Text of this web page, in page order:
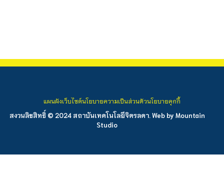
สงวนลิขสิทธิ์ © 2024 สถาบันเทคโนโลยีจิตรลดา. Web by Mountain
Studio
แผนผังเว็บไซต์นโยบายความเป็นส่วนตัวนโยบายคุกกี้